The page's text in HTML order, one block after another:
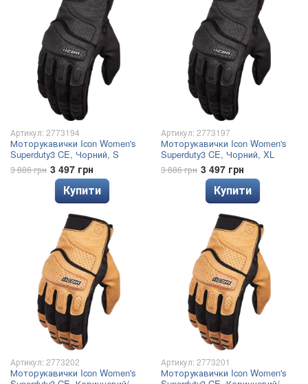
Артикул: 2773194
Моторукавички Icon Women's
Superduty3 CE, Чорний, S
3 886 грн 3 497 грн
Купити
Артикул: 2773197
Моторукавички Icon Women's
Superduty3 CE, Чорний, XL
3 886 грн 3 497 грн
Купити
Артикул: 2773202
Моторукавички Icon Women's
Артикул: 2773201
Моторукавички Icon Women's